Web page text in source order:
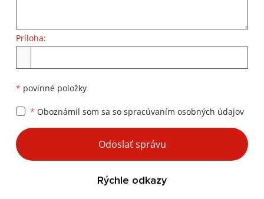
Príloha:
* povinné položky
* Oboznámil som sa so spracúvaním osobných údajov
Google reCaptcha Response
Odoslať správu
Rýchle odkazy